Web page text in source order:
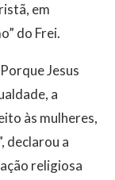
em
do Frei.
Jesus
a
às mulheres,
declarou a
religiosa